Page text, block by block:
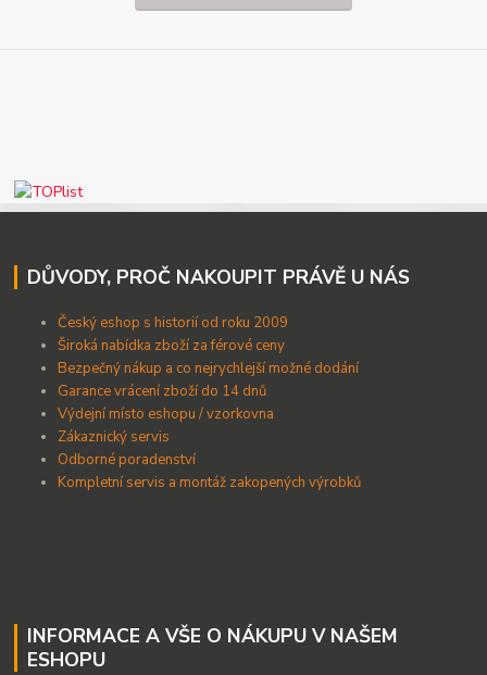
DŮVODY, PROČ NAKOUPIT PRÁVĚ U NÁS
Český eshop s historií od roku 2009
Široká nabídka zboží za férové ceny
Bezpečný nákup a co nejrychlejší možné dodání
Garance vrácení zboží do 14 dnů
Výdejní místo eshopu / vzorkovna
Zákaznický servis
Odborné poradenství
Kompletní servis a montáž zakopených výrobků
INFORMACE A VŠE O NÁKUPU V NAŠEM
ESHOPU